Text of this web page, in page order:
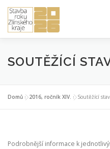
obsah
ÚVOD DO SOUTĚŽE
STUDENTSKÁ PRÁCE ROKU
SOUTĚŽÍCÍ
Domů »2016, ročník XIV. »Soutěžící
Podrobnější informace k